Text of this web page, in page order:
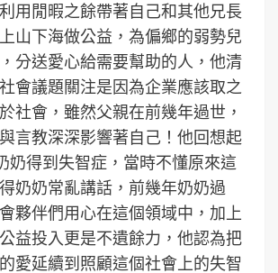
用閒暇之餘帶著自己和其他兄長
山下海做公益，為偏鄉的弱勢兒
分送愛心給需要幫助的人，他清
會議題關注是因為企業應該取之
社會，雖然父親在前幾年過世，
言教深深影響著自己！他回想起
奶得到失智症，當時不懂原來這
奶奶常亂講話，前幾年奶奶過
夥伴們用心在這個領域中，加上
益投入更是不遺餘力，他認為把
愛延續到照顧這個社會上的失智